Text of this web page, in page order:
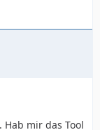
mir das Tool